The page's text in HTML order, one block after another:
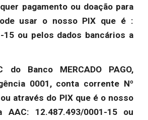
pagamento ou doação para
usar o nosso PIX que é :
15 ou pelos dados bancários a
do Banco MERCADO PAGO,
0001, conta corrente Nº
através do PIX que é o nosso
AAC: 12.487.493/0001-15 ou